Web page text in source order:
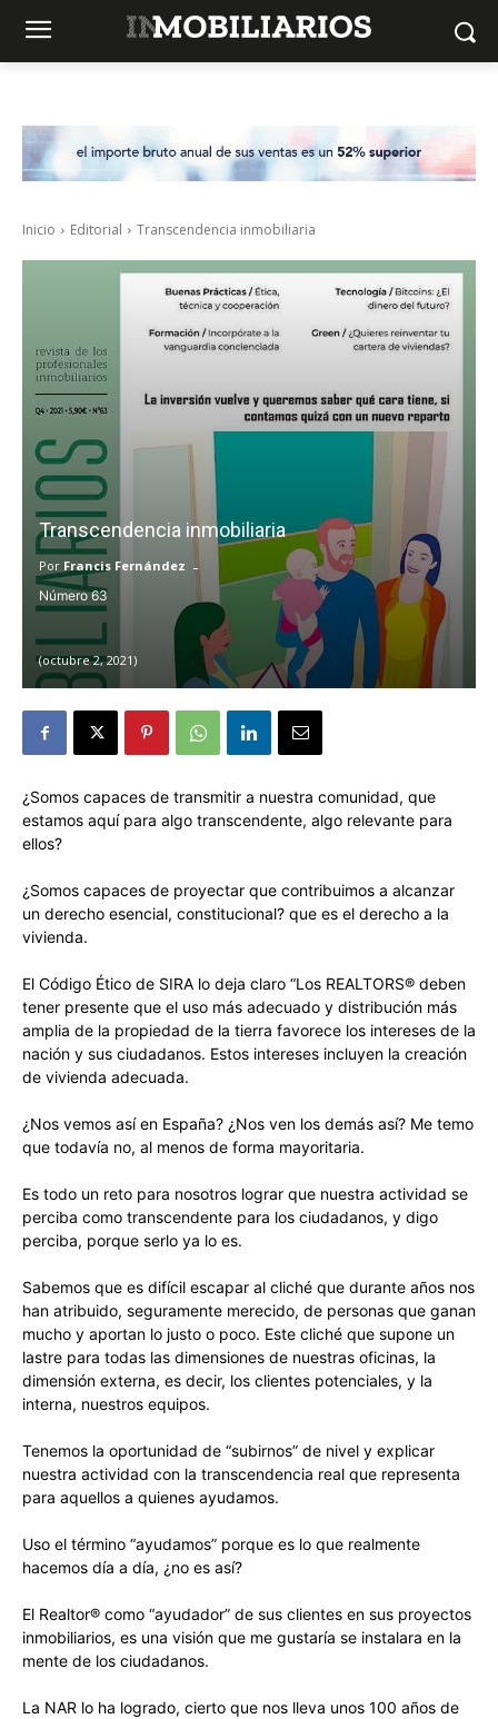
Inicio Editorial Transcendencia inmobiliaria
Transcendencia inmobiliaria
Por Francis Fernández -
63
octubre 2, 2021
¿Somos capaces de transmitir a nuestra comunidad, que
estamos aquí para algo transcendente, algo relevante para
ellos?
¿Somos capaces de proyectar que contribuimos a alcanzar
un derecho esencial, constitucional? que es el derecho a la
vivienda.
El Código Ético de SIRA lo deja claro “Los REALTORS® deben
tener presente que el uso más adecuado y distribución más
amplia de la propiedad de la tierra favorece los intereses de la
nación y sus ciudadanos. Estos intereses incluyen la creación
de vivienda adecuada.
¿Nos vemos así en España? ¿Nos ven los demás así? Me temo
que todavía no, al menos de forma mayoritaria.
Es todo un reto para nosotros lograr que nuestra actividad se
perciba como transcendente para los ciudadanos, y digo
perciba, porque serlo ya lo es.
Sabemos que es difícil escapar al cliché que durante años nos
han atribuido, seguramente merecido, de personas que ganan
mucho y aportan lo justo o poco. Este cliché que supone un
lastre para todas las dimensiones de nuestras oficinas, la
dimensión externa, es decir, los clientes potenciales, y la
interna, nuestros equipos.
Tenemos la oportunidad de “subirnos” de nivel y explicar
nuestra actividad con la transcendencia real que representa
para aquellos a quienes ayudamos.
Uso el término “ayudamos” porque es lo que realmente
hacemos día a día, ¿no es así?
El Realtor® como “ayudador” de sus clientes en sus proyectos
inmobiliarios, es una visión que me gustaría se instalara en la
mente de los ciudadanos.
La NAR lo ha logrado, cierto que nos lleva unos 100 años de